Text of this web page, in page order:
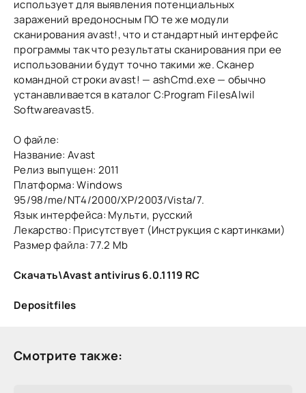
использует для выявления потенциальных
заражений вредоносным ПО те же модули
сканирования avast!, что и стандартный интерфейс
программы так что результаты сканирования при ее
использовании будут точно такими же. Сканер
командной строки avast! — ashCmd.exe — обычно
устанавливается в каталог C:Program FilesAlwil
Softwareavast5.
О файле:
Название: Avast
Релиз выпущен: 2011
Платформа: Windows
95/98/me/NT4/2000/XP/2003/Vista/7.
Язык интерфейса: Мульти, русский
Лекарство: Присутствует (Инструкция с картинками)
Размер файла: 77.2 Mb
Скачать\Avast antivirus 6.0.1119 RC
Depositfiles
Смотрите также: